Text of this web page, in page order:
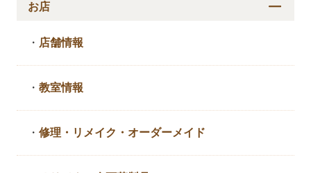
お店
・ 店舗情報
・教室情報
・修理・リメイク・ オーダーメイド